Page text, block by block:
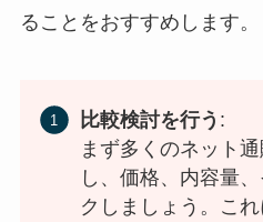
ることをおすすめします。
比較検討を行う :
まず多くのネット
し、価格、内容量
クしましょう。こ